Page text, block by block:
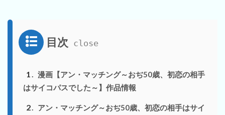
目次
1
漫画【アン・マッチング～おぢ50歳、初恋の相手
はサイコパスでした～】作品情報
2
アン・マッチング～おぢ50歳、初恋の相手はサイ